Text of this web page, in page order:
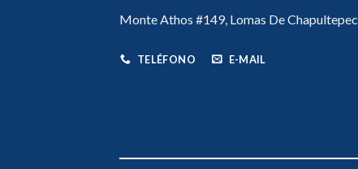
Monte Athos #149, Lomas De Chapultepec
TELÉFONO E-MAIL